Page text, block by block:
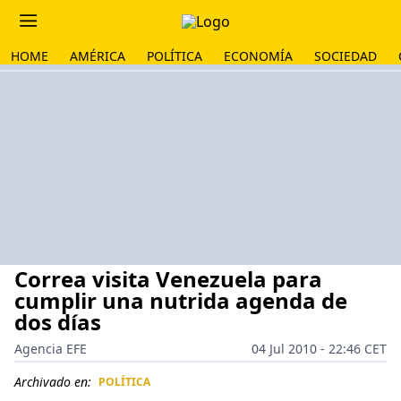
HOME AMÉRICA POLÍTICA ECONOMÍA SOCIEDAD
Correa visita Venezuela para
cumplir una nutrida agenda de
dos días
Agencia EFE
04 Jul 2010 - 22:46 CET
Archivado en: POLÍTICA